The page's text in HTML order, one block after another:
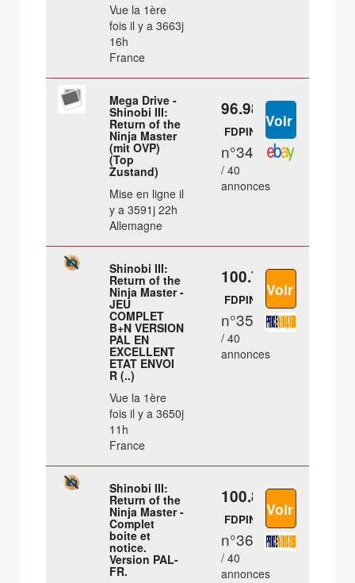
Vue la 1ère
fois il y a 3663j
16h
France
Mega Drive -
Shinobi III:
Return of the
Ninja Master
(mit OVP)
(Top
Zustand)
Mise en ligne il
y a 3591j 22h
Allemagne
96.98 €
FDPIN
n°34
/ 40
annonces
Shinobi III:
Return of the
Ninja Master -
JEU
COMPLET
B+N VERSION
PAL EN
EXCELLENT
ETAT ENVOI
R (..)
Vue la 1ère
fois il y a 3650j
11h
France
100.7 €
FDPIN
n°35
/ 40
annonces
Shinobi III:
Return of the
Ninja Master -
Complet
boite et
notice.
Version PAL-
FR.
100.8 €
FDPIN
n°36
/ 40
annonces